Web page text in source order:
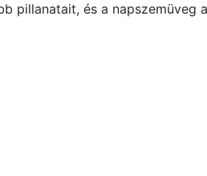
pillanatait, és a napszemüveg